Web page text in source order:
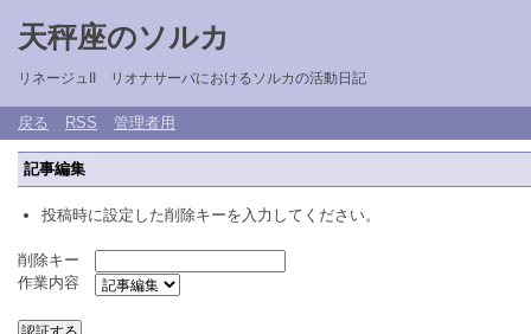
天秤座のソルカ
リネージュII リオナサーバにおけるソルカの活動日記
戻る RSS 管理者用
記事編集
投稿時に設定した削除キーを入力してください。
削除キー
作業内容